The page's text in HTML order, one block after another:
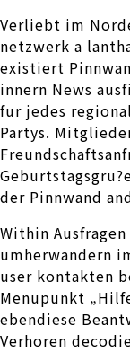
Verliebt im
netzwerk a
existiert
innern News
fur jedes
Partys.
der Pinnwand
Within
umherwandern
user kontakten
Menupunkt
ebendiese
Verhoren